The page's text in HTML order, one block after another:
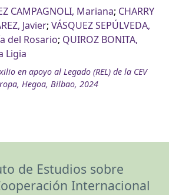
CAMPAGNOLI, Mariana; CHARRY
Javier; VÁSQUEZ SEPÚLVEDA,
del Rosario; QUIROZ BONITA,
Ligia
en apoyo al Legado (REL) de la CEV
Hegoa, Bilbao, 2024
de Estudios sobre
Internacional